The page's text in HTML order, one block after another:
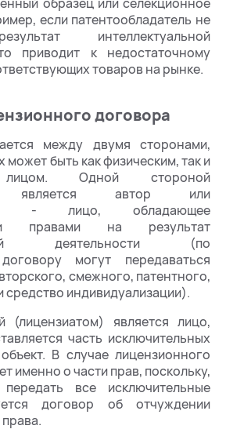
если патентообладатель не
интеллектуальной
приводит к недостаточному
товаров на рынке.
договора
между двумя сторонами,
может быть как физическим, так и
лицом. Одной стороной
является автор или
- лицо, обладающее
правами на результат
деятельности (по
могут передаваться
смежного, патентного,
средство индивидуализации).
(лицензиатом) является лицо,
часть исключительных
В случае лицензионного
именно о части прав, поскольку,
все исключительные
договор об отчуждении